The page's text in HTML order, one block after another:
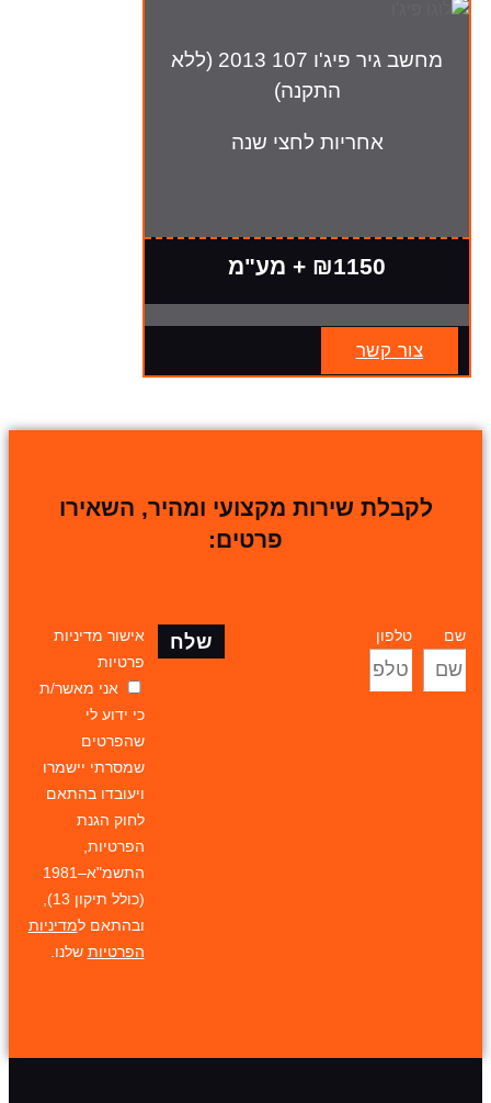
מחשב גיר פיג'ו 107 2013 (ללא
התקנה)
אחריות לחצי שנה
₪1150 + מע"מ
צור קשר
לקבלת שירות מקצועי ומהיר, השאירו
פרטים:
שם טלפון
אישור מדיניות
פרטיות
אני מאשר/ת
כי ידוע לי
שהפרטים
שמסרתי יישמרו
ויעובדו בהתאם
לחוק הגנת
הפרטיות,
התשמ"א–1981
(כולל תיקון 13),
ובהתאם למדיניות
הפרטיות שלנו.
שלח